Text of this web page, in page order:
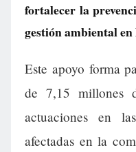
fortalecer la
gestión ambiental
Este apoyo forma
de 7,15 millones
actuaciones en
afectadas en la